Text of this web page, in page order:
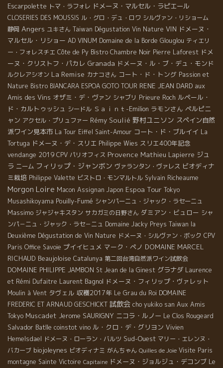
Escarpolette トマ・ラフォレ ドメーヌ・マルセル・ラピエール
CLOSERIES DES MOUSSIS ル・グロ・デュ・ロワ シルヴァン・リショーム
静岡 Angers ユキさん Taiwan Dégustation Vin Nature VIN ドメーヌ・
マルセル・リショー AD VINUM Domaine de la Borde Glouglou ティエリ
ー・フォレスチエ Côte de Py Bistro Chambre Noir Pierre Laforest ドメ
ーヌ・クリストフ・パカレ Granada ドメーヌ・ル・ブ・デュ・モンド
ルクレアシオン La Remise カナコさん コート・ド・トング Passion et
Nature Bistro BIANCARA ESPOA GOTO TOUR RENE JEAN DARD aux
Amis des Vins オザミ・デ・ヴァン シャブリ Prieure Roch ルペール・
ド・カルトゥッシュ シードル Ｓａｉｎｔ-Emilion ラモンさん ペルピニ
ャン アクセル・プリュファー Rémy Soulié 野村ユニソン スペイン自然
派ワイン見本市 La Tour Eiffel Saint-Amour コート・ド・ブルイイ La
Tortuga ドメーヌ・デ・スリエ Philippe Wies スリエ400年記念
vendange 2019 CPV パリオフィス Provence Mathieu Lapierre ジュ
ラ ニーム フィリップ・ジャンボン ヴァランタン・ヴァレス ビオディナ
ミ栽培 Philippe Valette ビストロ・モンマルトル Sylvain Richeaume
Morgon Loire Macon Assignan Japon Espoa Tour Tokyo
Musashikoyama Pouilly-Fumé シャンパーニュ・ジャック・ラセーニュ
Massimo ジャジャキスタン サカガミの日野さん ダミアン・ビュロー シャ
ンパ－ニュ・ジャック・ラセ－ニュ Domaine Jacky Preys Taiwan la
Deuxième Dégustation de Vin Nature ドメーヌ・シルヴァン・ボック CPV
Paris Office Savoie プイイヒュメ マーク・ペノ DOMAINE MARCEL
RICHAUD Beaujoloise Catalunya 第二回台湾自然派ワイン試飲会
DOMAINE PHILIPPE JAMBON St Jean de la Ginest グラナダ Laurence
et Rémi Dufaitre Laurent Bagnol ドメーヌ・フィリップ・ヴァレット
Moulin à Vent タヴェル 収穫2017年 Le Grau du Roi DOMAINE
FREDERIC ET ARNAUD GESCHICKT 試飲会 cho yukiko san Aux Amis
Tokyo Muscadet Jerome SAURIGNY ニコラ・ルノー Le Clos Rougeard
Salvador Batlle coinstot vino ル・クロ・デ・グリヨン Vivien
Hemelsdael ドメーヌ・ローラン・バルツ Sud-Ouest マリー・エレンヌ・
バカーブ biojoleynes ビオディナミ がんちゃん Quilles de Joie Visite Paris
montagne Sainte Victoire Capitaine ドメーヌ・ジョルジュ・デコンブ Le